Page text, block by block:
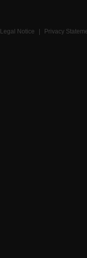
Legal Notice | Privacy